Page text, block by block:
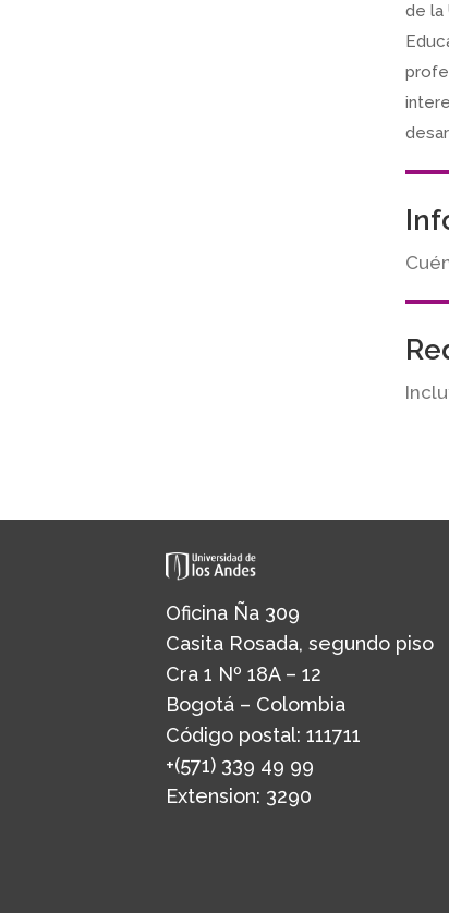
de la
Oficina Ña 309
Casita Rosada, segundo piso
Cra 1 Nº 18A – 12
Bogotá – Colombia
Código postal: 111711
+(571) 339 49 99
Extension: 3290